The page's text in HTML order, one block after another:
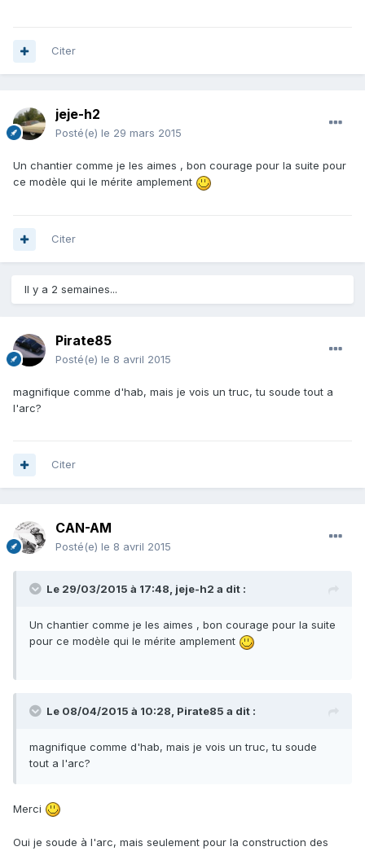
Citer
jeje-h2
Posté(e) le 29 mars 2015
Un chantier comme je les aimes , bon courage pour la suite pour
ce modèle qui le mérite amplement
Citer
Il y a 2 semaines...
Pirate85
Posté(e) le 8 avril 2015
magnifique comme d'hab, mais je vois un truc, tu soude tout a
l'arc?
Citer
CAN-AM
Posté(e) le 8 avril 2015
Le 29/03/2015 à 17:48, jeje-h2 a dit :
Un chantier comme je les aimes , bon courage pour la suite
pour ce modèle qui le mérite amplement
Le 08/04/2015 à 10:28, Pirate85 a dit :
magnifique comme d'hab, mais je vois un truc, tu soude
tout a l'arc?
Merci
Oui je soude à l'arc, mais seulement pour la construction des